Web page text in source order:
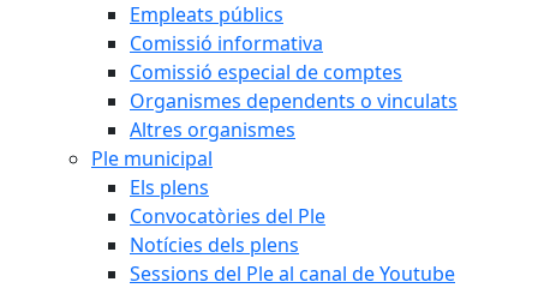
Empleats públics
Comissió informativa
Comissió especial de comptes
Organismes dependents o vinculats
Altres organismes
Ple municipal
Els plens
Convocatòries del Ple
Notícies dels plens
Sessions del Ple al canal de Youtube